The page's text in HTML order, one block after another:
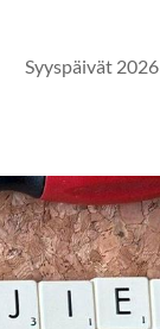
Syyspäivät 2026